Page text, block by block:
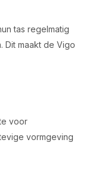
tas regelmatig
Dit maakt de Vigo
voor
vormgeving